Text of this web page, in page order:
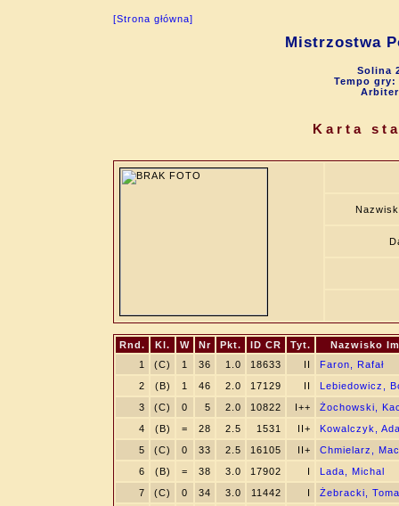
[Strona główna]
Mistrzostwa
Solina
Tempo gry:
Karta
Rnd. Kl. W Nr Pkt. ID CR Tyt.
Nazwisko
1
(C) 1 36 1.0 18633 II
Faron, Rafał
2
(B) 1 46 2.0 17129 II
Lebiedowicz,
3
(C) 0 5 2.0 10822 I++
Żochowski,
4
(B) = 28 2.5 1531 II+
Kowalczyk,
5
(C) 0 33 2.5 16105 II+
Chmielarz,
6
(B) = 38 3.0 17902 I
Lada, Michal
7
(C) 0 34 3.0 11442 I
Żebracki,